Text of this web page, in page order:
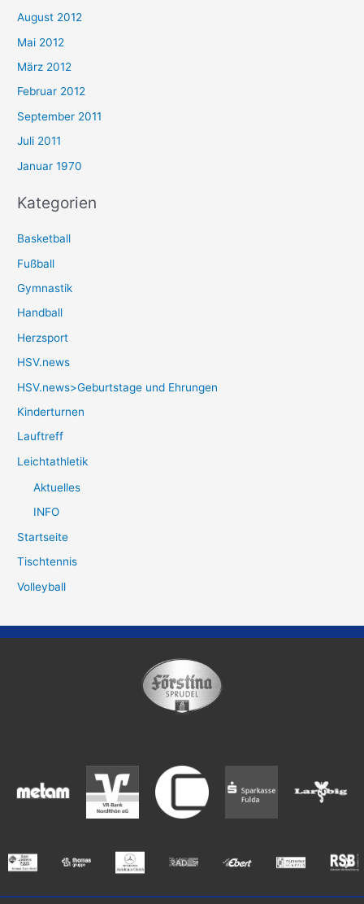
August 2012
Mai 2012
März 2012
Februar 2012
September 2011
Juli 2011
Januar 1970
Kategorien
Basketball
Fußball
Gymnastik
Handball
Herzsport
HSV.news
HSV.news>Geburtstage und Ehrungen
Kinderturnen
Lauftreff
Leichtathletik
Aktuelles
INFO
Startseite
Tischtennis
Volleyball